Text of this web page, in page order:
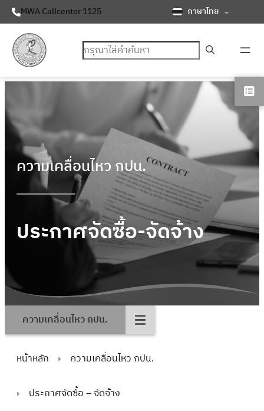
MWA Callcenter 1125 ภาษาไทย
ค้นหา
ความเคลื่อนไหว กปน.
ประกาศจัดซื้อ-จัดจ้าง
ความเคลื่อนไหว กปน.
หน้าหลัก ความเคลื่อนไหว กปน.
ประกาศจัดซื้อ – จัดจ้าง